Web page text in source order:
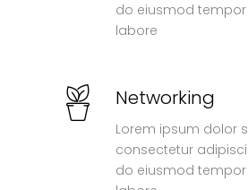
do eiusmod
labore
Networking
Lorem ipsum dolor
consectetur
do eiusmod